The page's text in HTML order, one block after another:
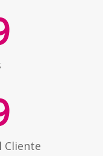
Cliente